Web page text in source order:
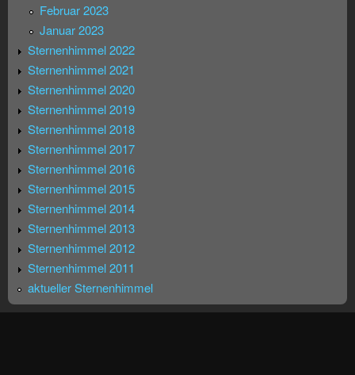
Februar 2023
Januar 2023
Sternenhimmel 2022
Sternenhimmel 2021
Sternenhimmel 2020
Sternenhimmel 2019
Sternenhimmel 2018
Sternenhimmel 2017
Sternenhimmel 2016
Sternenhimmel 2015
Sternenhimmel 2014
Sternenhimmel 2013
Sternenhimmel 2012
Sternenhimmel 2011
aktueller Sternenhimmel